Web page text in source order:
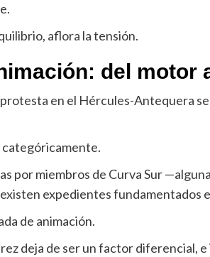
aflora la tensión.
del motor
protesta en el Hércules-Antequera
categóricamente.
por miembros de Curva Sur
expedientes fundamentados
de animación.
deja de ser un factor diferencial,